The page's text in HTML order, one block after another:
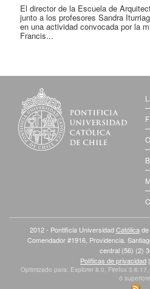
El director de la Escuela de
junto a los profesores Sandra
en una actividad convocada por la
Francis...
2012 - Pontificia UniversidadCatólica
Comendador #1916, Providencia.
central (56) (2)
Políticas de privacidad |
Optimizado para: Explorer 8.0, Firefox
ó